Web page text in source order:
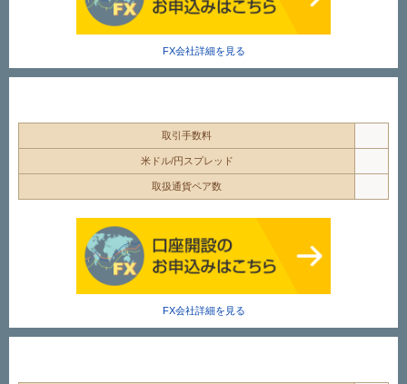
FX会社詳細を見る
取引手数料
米ドル/円スプレッド
取扱通貨ペア数
FX会社詳細を見る